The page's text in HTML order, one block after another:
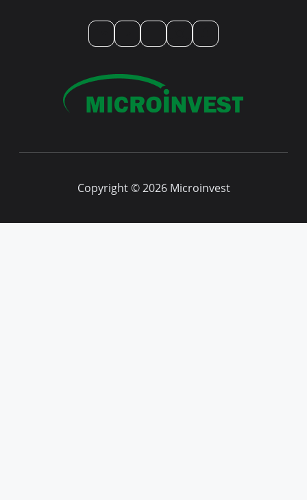
LinkedIn
YouTube
TikTok
Instagram
Facebook
Copyright © 2026 Microinvest